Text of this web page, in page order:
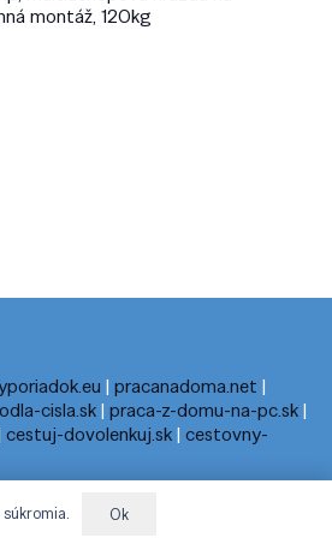
montáž, 120kg
| pracanadoma.net |
cisla.sk| praca-z-domu-na-pc.sk|
cestuj-dovolenkuj.sk| cestovny-
Ok